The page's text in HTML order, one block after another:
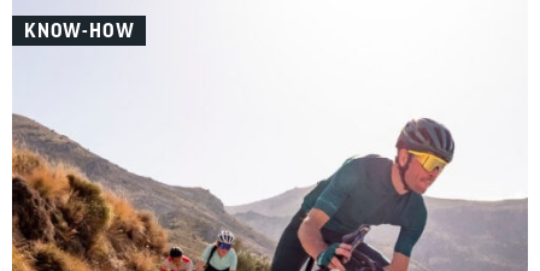
welches Gravelbike-Zubehör wirklich sinnvoll ist –
KNOW-HOW